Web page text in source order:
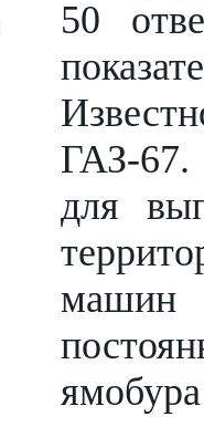
50
ГАЗ-67.
для
машин